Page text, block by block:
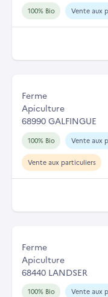
100% Bio Vente aux
Ferme
Apiculture
68990 GALFINGUE
100% Bio Vente aux
Vente aux particuliers
Ferme
Apiculture
68440 LANDSER
100% Bio Vente aux